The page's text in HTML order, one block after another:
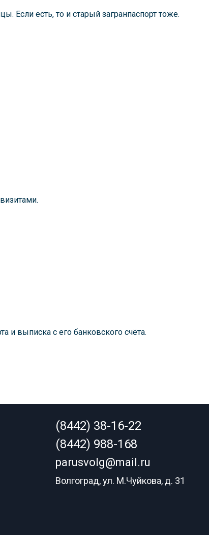
Если есть, то и старый загранпаспорт тоже.
и выписка с его банковского счёта.
(8442) 38-16-22
(8442) 988-168
parusvolg@mail.ru
Волгоград, ул. М.Чуйкова, д. 31